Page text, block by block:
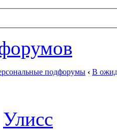
подфорумы ‹ В
Улисс